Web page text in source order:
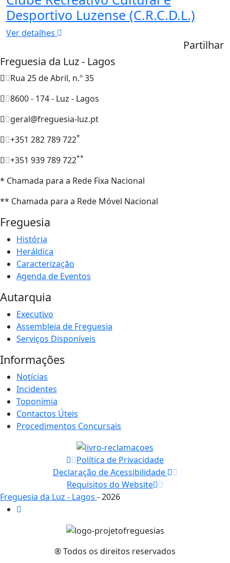
Desportivo Luzense (C.R.C.D.L.)
Ver detalhes
Partilhar
Freguesia da Luz - Lagos
Rua 25 de Abril, n.º 35
8600 - 174 - Luz - Lagos
geral@freguesia-luz.pt
+351 282 789 722*
+351 939 789 722**
* Chamada para a Rede Fixa Nacional
** Chamada para a Rede Móvel Nacional
Freguesia
História
Heráldica
Caracterização
Agenda de Eventos
Autarquia
Executivo
Assembleia de Freguesia
Serviços Disponíveis
Informações
Notícias
Incidentes
Toponímia
Contactos Úteis
Procedimentos Concursais
Política de Privacidade
Declaração de Acessibilidade
Requisitos do Website
Freguesia da Luz - Lagos - 2026
® Todos os direitos reservados